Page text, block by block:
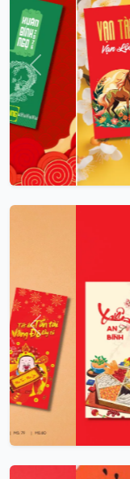
Trước
Trước